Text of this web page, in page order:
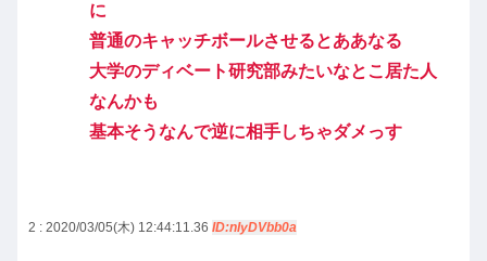
に
普通のキャッチボールさせるとああなる
大学のディベート研究部みたいなとこ居た人
なんかも
基本そうなんで逆に相手しちゃダメっす
2 : 2020/03/05(木) 12:44:11.36 ID:nIyDVbb0a